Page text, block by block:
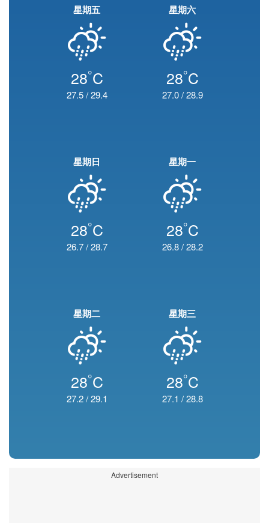
星期五
28°C
27.5/29.4
星期六
28°C
27.0/28.9
星期日
28°C
26.7/28.7
星期一
28°C
26.8/28.2
星期二
28°C
27.2/29.1
星期三
28°C
27.1 /28.8
Advertisement